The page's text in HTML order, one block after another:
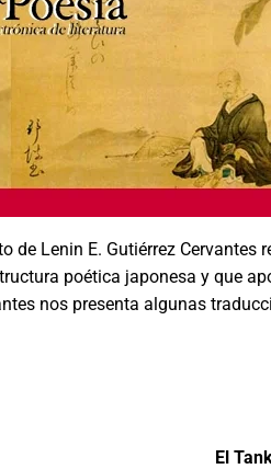
de Lenin E. Gutiérrez
poética japonesa y que
nos presenta algunas
El